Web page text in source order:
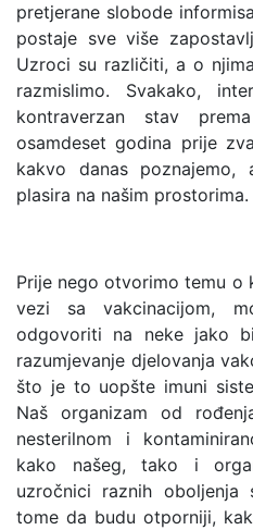
pretjerane slobode
postaje sve više
Uzroci su različiti, a o
razmislimo. Svakako,
kontraverzan stav
osamdeset godina prije
kakvo danas
plasira na našim prostorima.
Prije nego otvorimo temu o
vezi sa vakcinacijom,
odgovoriti na neke jako
razumjevanje djelovanja
što je to uopšte imuni
Naš organizam od
nesterilnom i
kako našeg, tako i
uzročnici raznih
tome da budu otporniji,